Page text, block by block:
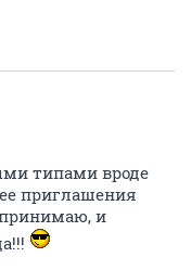
типами вроде
приглашения
и